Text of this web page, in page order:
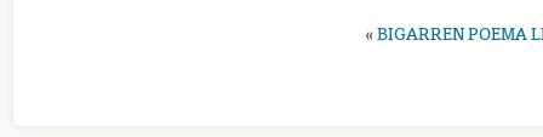
« BIGARREN POEMA